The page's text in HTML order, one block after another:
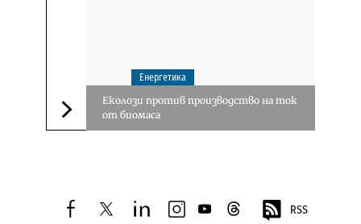
Следваща новина
Енергетика
Еколози против производство на ток
от биомаса
facebooktwitterlinkedininstagram
youtubethreads RSS